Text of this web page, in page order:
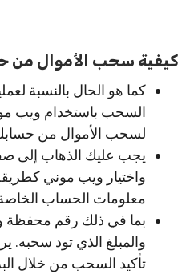
كيفية سحب الأموال
كما هو الحال بالنسبة
السحب باستخدام ويب
لسحب الأموال من
يجب عليك الذهاب
واختيار ويب موني
معلومات الحساب
بما في ذلك رقم محفظة
والمبلغ الذي تود
تأكيد السحب من خلال